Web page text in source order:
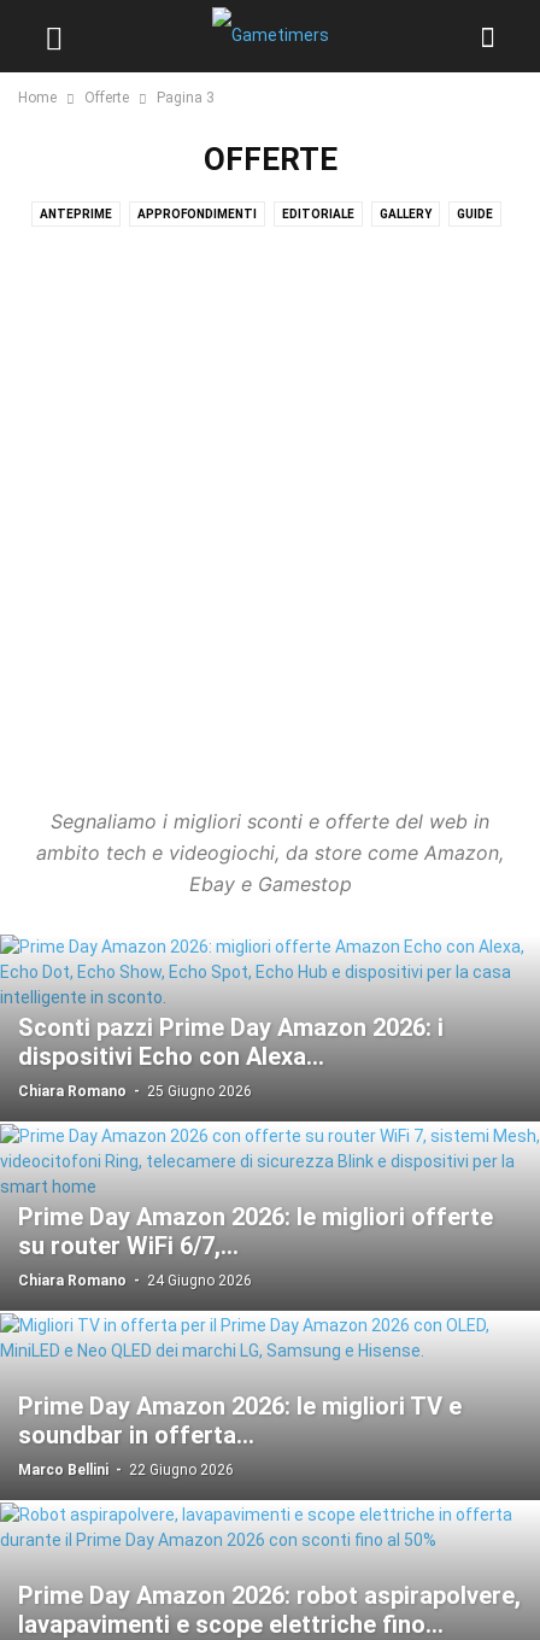
Home Offerte Pagina 3
OFFERTE
ANTEPRIME APPROFONDIMENTI EDITORIALE GALLERY GUIDE
Segnaliamo i migliori sconti e offerte del web in
ambito tech e videogiochi, da store come Amazon,
Ebay e Gamestop
Sconti pazzi Prime Day Amazon 2026: i
dispositivi Echo con Alexa...
Chiara Romano - 25 Giugno 2026
Prime Day Amazon 2026: le migliori offerte
su router WiFi 6/7,...
Chiara Romano - 24 Giugno 2026
Prime Day Amazon 2026: le migliori TV e
soundbar in offerta...
Marco Bellini - 22 Giugno 2026
Prime Day Amazon 2026: robot aspirapolvere,
lavapavimenti e scope elettriche fino...